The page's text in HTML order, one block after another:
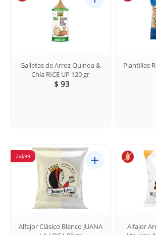
Galletas de Arroz Quinoa &
Chía RICE UP 120 gr
$ 93
Plantillas
2x$99
Alfajor Clásico Blanco JUANA
Alfajor